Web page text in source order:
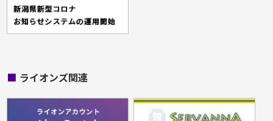
■ ライオンズ関連